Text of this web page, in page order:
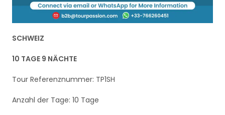
SCHWEIZ
10 TAGE 9 NÄCHTE
Tour Referenznummer: TP1SH
Anzahl der Tage: 10 Tage